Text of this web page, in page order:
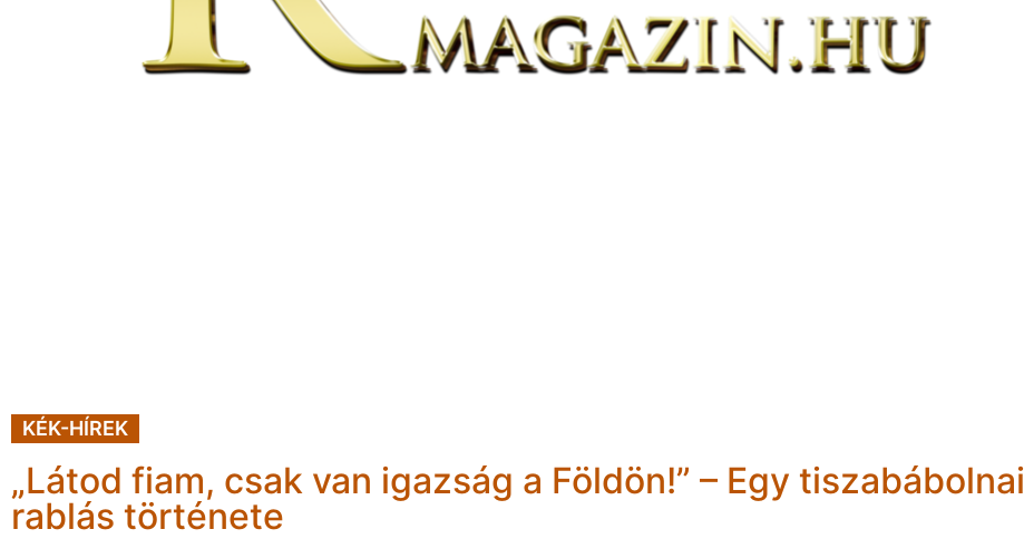
KÉK-HÍREK
„Látod fiam, csak van igazság a Földön!” – Egy tiszabábolnai
rablás története